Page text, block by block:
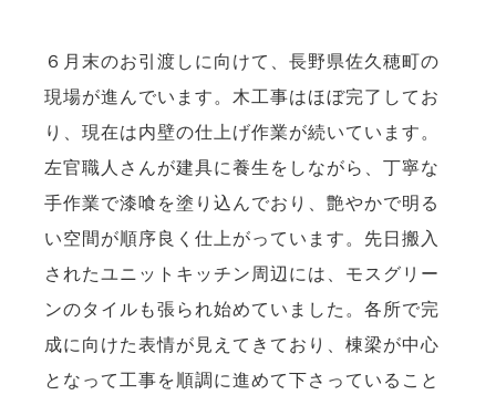
６月末のお引渡しに向けて、長野県佐久穂町の
現場が進んでいます。木工事はほぼ完了してお
り、現在は内壁の仕上げ作業が続いています。
左官職人さんが建具に養生をしながら、丁寧な
手作業で漆喰を塗り込んでおり、艶やかで明る
い空間が順序良く仕上がっています。先日搬入
されたユニットキッチン周辺には、モスグリー
ンのタイルも張られ始めていました。各所で完
成に向けた表情が見えてきており、棟梁が中心
となって工事を順調に進めて下さっていること